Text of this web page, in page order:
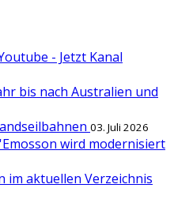
- Jetzt Kanal
bis nach Australien und
03. Juli 2026
wird modernisiert
im aktuellen Verzeichnis